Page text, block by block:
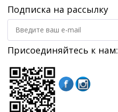
Подписка на рассылку
Присоединяйтесь к нам: